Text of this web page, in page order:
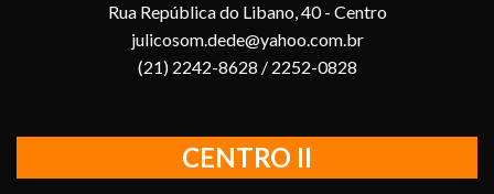
Rua República do Libano, 40 - Centro
julicosom.dede@yahoo.com.br
(21) 2242-8628 / 2252-0828
CENTRO II